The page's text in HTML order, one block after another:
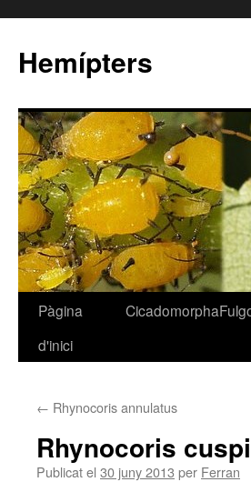
Hemípters
Vés
Pàgina
d'inici
Cicadomorpha
← Rhynocoris annulatus
Rhynocoris
Publicat el 30 juny 2013 per Ferran